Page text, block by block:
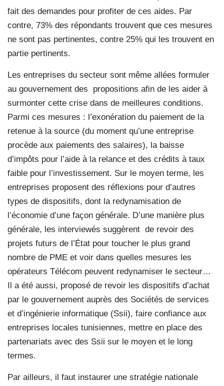
fait des demandes pour profiter de ces aides. Par
contre, 73% des répondants trouvent que ces mesures
ne sont pas pertinentes, contre 25% qui les trouvent en
partie pertinents.
Les entreprises du secteur sont même allées formuler
au gouvernement des
propositions afin de les aider à
surmonter cette crise dans de meilleures conditions.
Parmi ces mesures : l’exonération du paiement de la
retenue à la source (du moment qu’une entreprise
procède aux paiements des salaires), la baisse
d’impôts pour l’aide à la relance et des crédits à taux
faible pour l’investissement. Sur le moyen terme, les
entreprises proposent des réflexions pour d’autres
types de dispositifs, dont la redynamisation de
l’économie d’une façon générale. D’une manière plus
générale, les interviewés suggèrent de revoir des
projets futurs de l’État pour toucher le plus grand
nombre de PME et voir dans quelles mesures les
opérateurs Télécom peuvent redynamiser le secteur…
Il a été aussi, proposé de revoir les dispositifs d’achat
par le gouvernement auprès des Sociétés de services
et d’ingénierie informatique (Ssii), faire confiance aux
entreprises locales tunisiennes, mettre en place des
partenariats avec des Ssii sur le moyen et le long
termes.
Par ailleurs, il faut instaurer une stratégie nationale